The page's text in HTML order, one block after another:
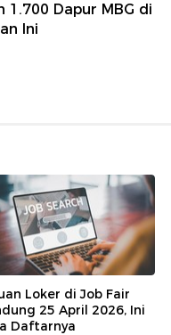
1.700 Dapur MBG di
Ini
Loker di Job Fair
25 April 2026, Ini
Daftarnya